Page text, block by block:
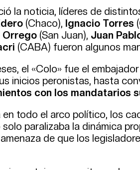
la noticia, líderes de
(Chaco), Ignacio Torres
Orrego (San Juan), Juan
(CABA) fueron algunos
el «Colo» fue el
inicios peronistas, hasta
con los mandatarios
en todo el arco político, los
solo paralizaba la dinámica
de que los